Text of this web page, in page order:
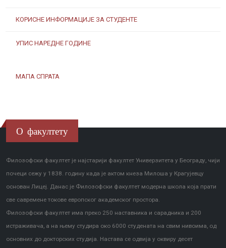
КОРИСНЕ ИНФОРМАЦИЈЕ ЗА СТУДЕНТЕ
УПИС НАРЕДНЕ ГОДИНЕ
МАПА СПРАТА
О факултету
Филозофски факултет је најстарији факултет Универзитета у Београду, чији
почеци сежу у 1838. годину када је актом кнеза Милоша у Крагујевцу
основан Лицеј. Данас је Филозофски факултет модерна школа која прати
све савремене токове европског академског простора.
Филозофски факултет има преко 250 наставника и сарадника и 200
истраживача, а на њему студира око 6000 студената на свим нивоима, од
основних до докторских студија. Настава се одвија у оквиру десет